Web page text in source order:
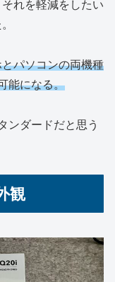
れを軽減をしたい
パソコンの両機種
能になる。
ンダードだと思う
観